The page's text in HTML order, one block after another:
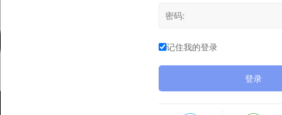
记住我的登录
登录